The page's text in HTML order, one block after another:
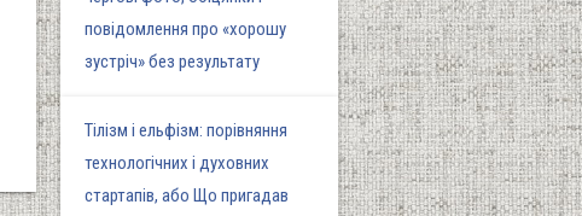
повідомлення про «хорошу
зустріч» без результату
Тілізм і ельфізм: порівняння
технологічних і духовних
стартапів, або Що пригадав